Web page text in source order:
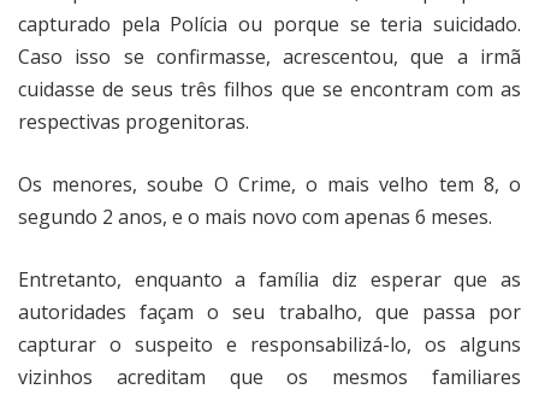
capturado pela Polícia ou porque se teria suicidado.
Caso isso se confirmasse, acrescentou, que a irmã
cuidasse de seus três filhos que se encontram com as
respectivas progenitoras.
Os menores, soube O Crime, o mais velho tem 8, o
segundo 2 anos, e o mais novo com apenas 6 meses.
Entretanto, enquanto a família diz esperar que as
autoridades façam o seu trabalho, que passa por
capturar o suspeito e responsabilizá-lo, os alguns
vizinhos acreditam que os mesmos familiares